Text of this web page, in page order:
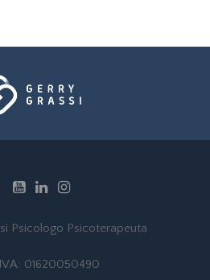
Psicologo Psicoterapeuta
01620050490